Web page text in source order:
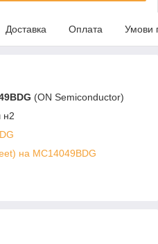
Доставка Оплата Умови
(ON Semiconductor)
н2
на MC14049BDG